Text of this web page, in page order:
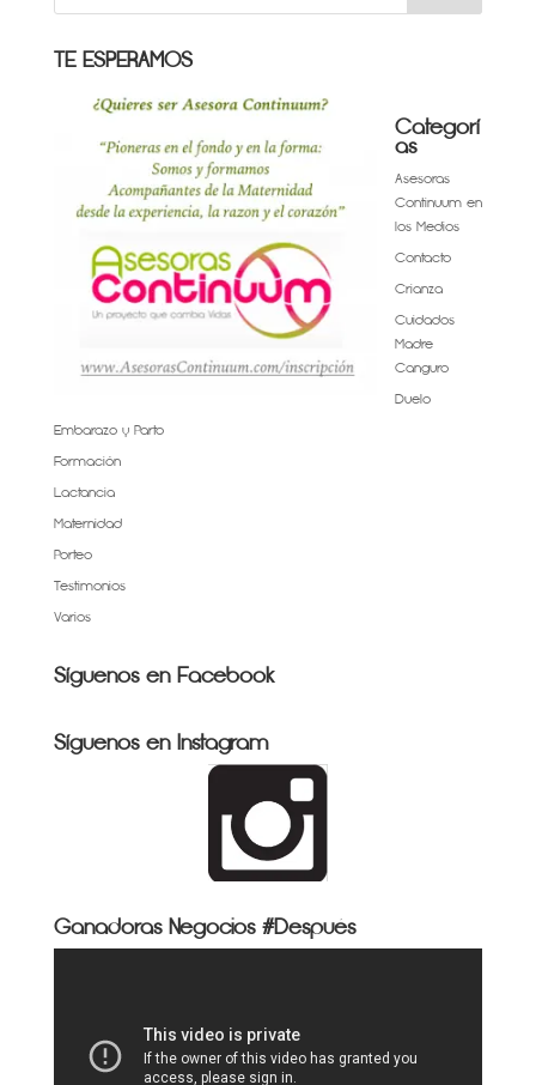
TE ESPERAMOS
Categorí
as
Asesoras
Continuum en
los Medios
Contacto
Crianza
Cuidados
Madre
Canguro
Duelo
Embarazo y Parto
Formación
Lactancia
Maternidad
Porteo
Testimonios
Varios
Síguenos en Facebook
Síguenos en Instagram
Ganadoras Negocios #Después